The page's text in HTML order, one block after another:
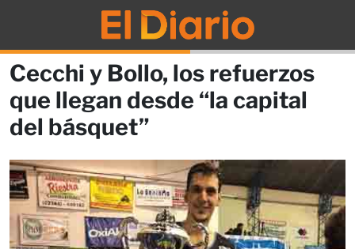
Cecchi y Bollo, los refuerzos
que llegan desde “la capital
del básquet”